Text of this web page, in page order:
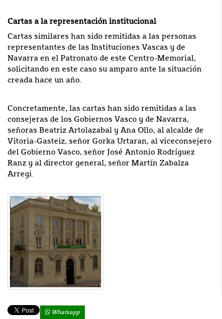
Cartas a la representación institucional
Cartas similares han sido remitidas a las personas
representantes de las Instituciones Vascas y de
Navarra en el Patronato de este Centro-Memorial,
solicitando en este caso su amparo ante la situación
creada hace un año.
Concretamente, las cartas han sido remitidas a las
consejeras de los Gobiernos Vasco y de Navarra,
señoras Beatriz Artolazabal y Ana Ollo, al alcalde de
Vitoria-Gasteiz, señor Gorka Urtaran, al viceconsejero
del Gobierno Vasco, señor José Antonio Rodríguez
Ranz y al director general, señor Martín Zabalza
Arregi.
Whatsapp